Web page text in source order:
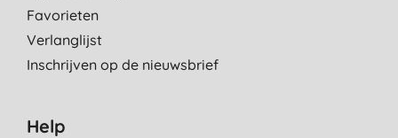
Favorieten
Verlanglijst
Inschrijven op de nieuwsbrief
Help